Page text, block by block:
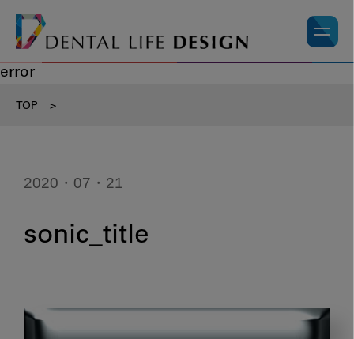
error
TOP >
2020・07・21
sonic_title